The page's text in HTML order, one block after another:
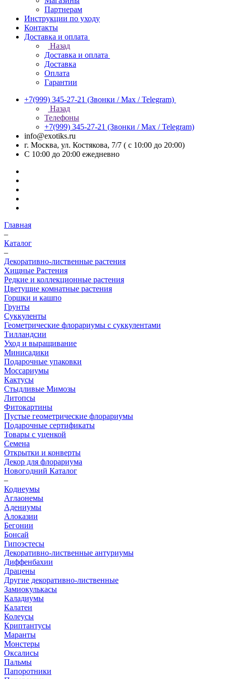
Партнерам
Инструкции по уходу
Контакты
Доставка и оплата
Назад
Доставка и оплата
Доставка
Оплата
Гарантии
+7(999) 345-27-21 (Звонки / Max / Telegram)
Назад
Телефоны
+7(999) 345-27-21 (Звонки / Max / Telegram)
info@exotiks.ru
г. Москва, ул. Костякова, 7/7 ( с 10:00 до 20:00)
С 10:00 до 20:00 ежедневно
Главная
–
Каталог
–
Декоративно-лиственные растения
Хищные Растения
Редкие и коллекционные растения
Цветущие комнатные растения
Горшки и кашпо
Грунты
Суккуленты
Геометрические флорариумы с суккулентами
Тилландсии
Уход и выращивание
Минисадики
Подарочные упаковки
Моссариумы
Кактусы
Стыдливые Мимозы
Литопсы
Фитокартины
Пустые геометрические флорариумы
Подарочные сертификаты
Товары с уценкой
Семена
Открытки и конверты
Декор для флорариума
Новогодний Каталог
–
Кодиеумы
Аглаонемы
Адениумы
Алоказии
Бегонии
Бонсай
Гипоэстесы
Декоративно-лиственные антуриумы
Диффенбахии
Драцены
Другие декоративно-лиственные
Замиокулькасы
Каладиумы
Калатеи
Колеусы
Криптантусы
Маранты
Монстеры
Оксалисы
Пальмы
Папоротники